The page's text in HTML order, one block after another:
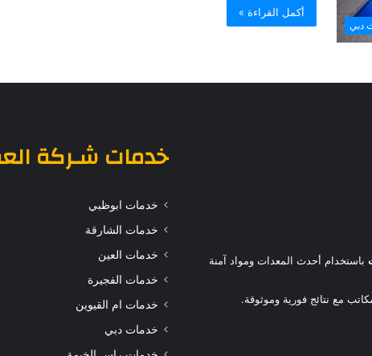
دبي
أكمل القراءة »
باستخدام أحدث المعدات ومواد آمنة
مع نتائج فورية وموثوقة.
خدمات شـركة
خدمات ابوظبي
خدمات الشارقة
خدمات العين
خدمات الفجيرة
خدمات ام القيوين
خدمات دبي